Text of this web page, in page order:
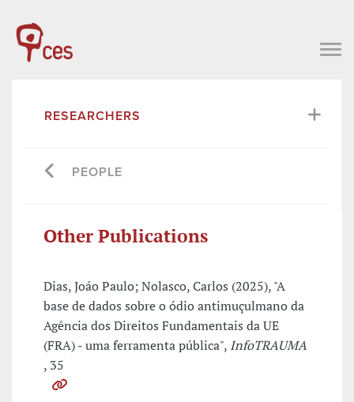
RESEARCHERS
PEOPLE
Other Publications
Dias, Joáo Paulo; Nolasco, Carlos (2025), "A
base de dados sobre o ódio antimuçulmano da
Agência dos Direitos Fundamentais da UE
(FRA) - uma ferramenta pública", InfoTRAUMA
, 35